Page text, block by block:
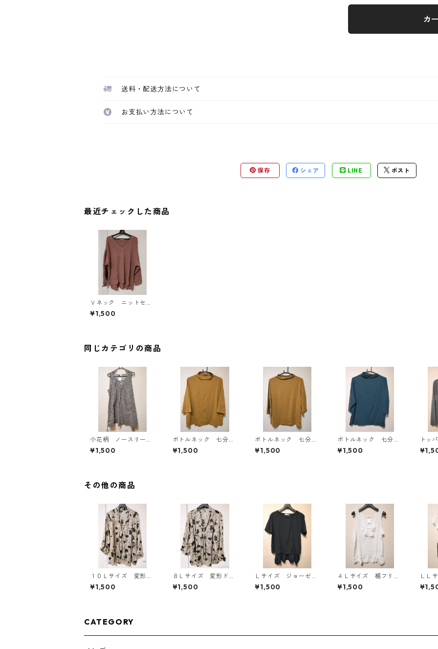
カ
送料・配送方法について
お支払い方法について
保存 シェア LINE ポスト
最近チェックした商品
Ｖネック ニットセー
ター ４Ｌ テラコッ
タ KAE-4423
¥1,500
同じカテゴリの商品
小花柄 ノースリーブ
ワンピース ４Ｌ ブ
ラック KAE-4819
¥1,500
ボトルネック 七分袖
カットソー ４Ｌ マ
スタード KAE-4818
¥1,500
ボトルネック 七分袖
カットソー ４Ｌ マ
スタード KAE-4816
¥1,500
ボトルネック 七分袖
カットソー ４Ｌ テ
ィールグリーン KAE
¥1,500
トッ
ン
AE-
その他の商品
１０Ｌサイズ 変形ド
ット 花柄 ボウタイ
ブラウス オフホワイ
¥1,500
８Ｌサイズ 変形ドッ
ト 花柄 ボウタイブ
ラウス オフホワイ
¥1,500
Ｌサイズ ジョーゼッ
ト レイヤード風プル
オーバー ブラック
¥1,500
４Ｌサイズ 裾フリ
ル リボン付きタンク
トップ オフホワイ
¥1,500
ＬＬ
き マ
キン
CATEGORY